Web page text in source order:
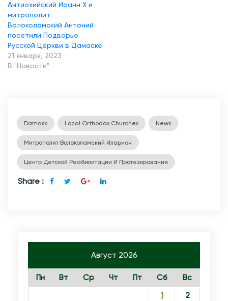
Антиохийский Иоанн X и
митрополит
Волоколамский Антоний
посетили Подворье
Русской Церкви в Дамаске
21 января, 2023
В "Новости"
Damask Local Orthodox Churches News
Митрополит Волоколамский Иларион
Центр Детской Реабилитации И Протезирования
Share :
Август 2026
Пн Вт Ср Чт Пт Сб
Вс
1
2